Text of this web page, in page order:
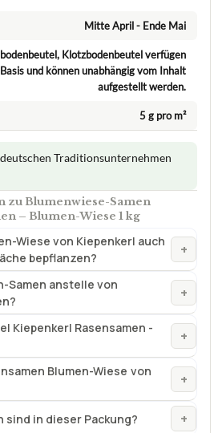
Mitte April - Ende Mai
Klotzbodenbeutel verfügen
und können unabhängig vom Inhalt
aufgestellt werden.
5 g pro m²
Traditionsunternehmen
zu Blumenwiese-Samen
– Blumen-Wiese 1 kg
Wiese von Kiepenkerl auch
bepflanzen?
+
Samen anstelle von
+
Kiepenkerl Rasensamen -
+
Wiese von
+
sind in dieser Packung? +